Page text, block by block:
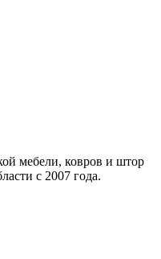
мебели, ковров и штор
с 2007 года.